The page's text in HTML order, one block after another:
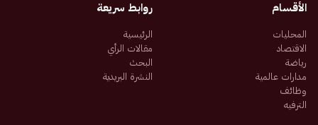
الأقسام
المحليات
الاقتصاد
رياضة
مدارات عالمية
وظائف
الترفيه
روابط سريعة
الرئيسية
مقالات الرأي
البحث
النشرة البريدية